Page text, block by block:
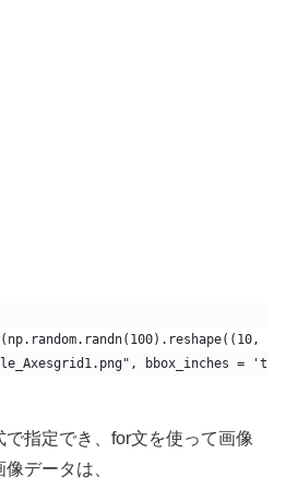
bbox_inches =
指定でき、for文を使って画像
データは、